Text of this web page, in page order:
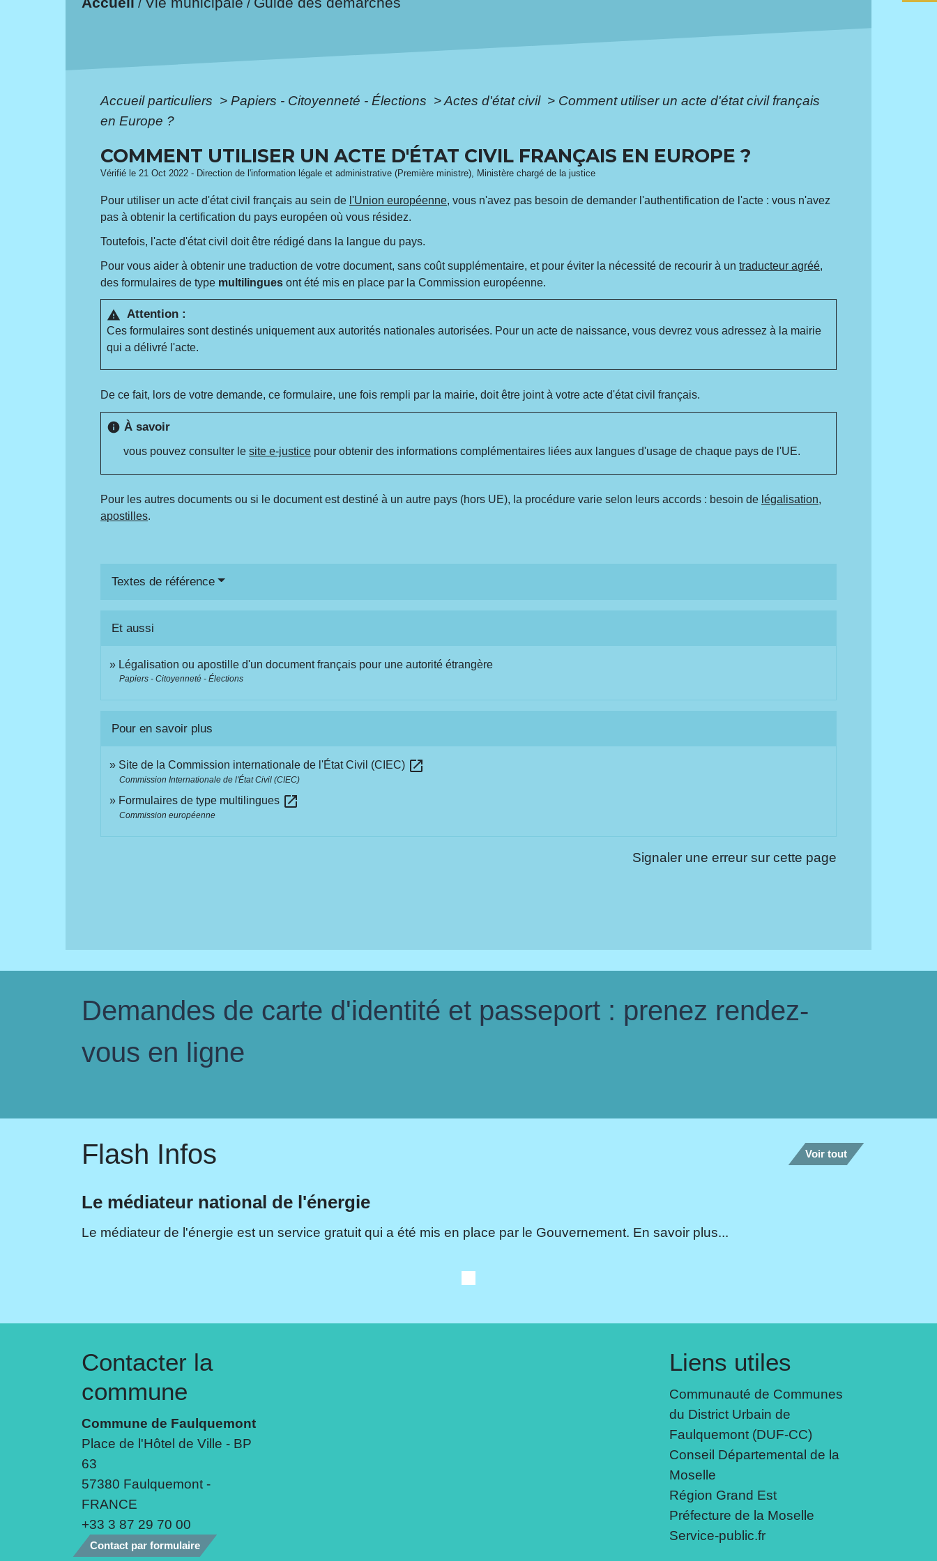
/ /
Accueil particuliers > Papiers - Citoyenneté - Élections >Actes d'état civil > Comment utiliser un acte d'état civil français
en Europe ?
COMMENT UTILISER UN ACTE D'ÉTAT CIVIL FRANÇAIS EN EUROPE ?
Vérifié le 21 Oct 2022 - Direction de l'information légale et administrative (Première ministre), Ministère chargé de la justice
Pour utiliser un acte d'état civil français au sein de l'Union européenne, vous n'avez pas besoin de demander l'authentification de l'acte : vous n'avez
pas à obtenir la certification du pays européen où vous résidez.
Toutefois, l'acte d'état civil doit être rédigé dans la langue du pays.
Pour vous aider à obtenir une traduction de votre document, sans coût supplémentaire, et pour éviter la nécessité de recourir à untraducteur agréé,
des formulaires de type multilingues ont été mis en place par la Commission européenne.
warning Attention :
Ces formulaires sont destinés uniquement aux autorités nationales autorisées. Pour un acte de naissance, vous devrez vous adressez à la mairie
qui a délivré l'acte.
De ce fait, lors de votre demande, ce formulaire, une fois rempli par la mairie, doit être joint à votre acte d'état civil français.
info À savoir
vous pouvez consulter lesite e-justice pour obtenir des informations complémentaires liées aux langues d'usage de chaque pays de l'UE.
Pour les autres documents ou si le document est destiné à un autre pays (hors UE), la procédure varie selon leurs accords : besoin de légalisation,
apostilles.
Textes de référence
Et aussi
Légalisation ou apostille d'un document français pour une autorité étrangère
Papiers - Citoyenneté - Élections
Pour en savoir plus
Site de la Commission internationale de l'État Civil (CIEC) open_in_new
Commission Internationale de l'État Civil (CIEC)
Formulaires de type multilingues open_in_new
Commission européenne
Signaler une erreur sur cette page
Demandes de carte d'identité et passeport : prenez rendez-
vous en ligne
Flash Infos Voir tout
Le médiateur national de l'énergie
Le médiateur de l'énergie est un service gratuit qui a été mis en place par le Gouvernement. En savoir plus...
Contacter la
commune
Commune de Faulquemont
Place de l'Hôtel de Ville - BP
63
57380 Faulquemont -
FRANCE
+33 3 87 29 70 00
Contact par formulaire
Liens utiles
Communauté de Communes
du District Urbain de
Faulquemont (DUF-CC)
Conseil Départemental de la
Moselle
Région Grand Est
Préfecture de la Moselle
Service-public.fr